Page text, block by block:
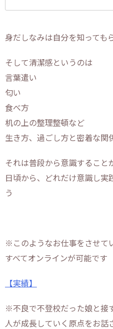
身だしなみは自分を知っても
そして清潔感というのは
言葉遣い
匂い
食べ方
机の上の整理整頓など
生き方、過ごし方と密着な関
それは普段から意識すること
日頃から、どれだけ意識し実
う
※このようなお仕事をさせて
すべてオンラインが可能です
【実績】
※不良で不登校だった娘と接
人が成長していく原点をお話